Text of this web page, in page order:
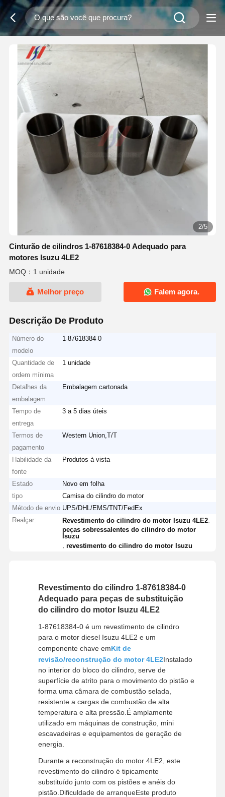
2/5
Cinturão de cilindros 1-87618384-0 Adequado para
motores Isuzu 4LE2
MOQ：1 unidade
Melhor preço Falem agora.
Descrição De Produto
Número do
modelo
1-87618384-0
Quantidade de
ordem mínima
1 unidade
Detalhes da
embalagem
Embalagem cartonada
Tempo de
entrega
3 a 5 dias úteis
Termos de
pagamento
Western Union,T/T
Habilidade da
fonte
Produtos à vista
Estado
Novo em folha
tipo
Camisa do cilindro do motor
Método de envio UPS/DHL/EMS/TNT/FedEx
Realçar:
Revestimento do cilindro do motor Isuzu 4LE2
peças sobressalentes do cilindro do motor
Isuzu
,revestimento do cilindro do motor Isuzu
Revestimento do cilindro 1-87618384-0
Adequado para peças de substituição
do cilindro do motor Isuzu 4LE2
1-87618384-0 é um revestimento de cilindro
para o motor diesel Isuzu 4LE2 e um
componente chave emKit de
revisão/reconstrução do motor 4LE2Instalado
no interior do bloco do cilindro, serve de
superfície de atrito para o movimento do pistão e
forma uma câmara de combustão selada,
resistente a cargas de combustão de alta
temperatura e alta pressão.É amplamente
utilizado em máquinas de construção, mini
escavadeiras e equipamentos de geração de
energia.
Durante a reconstrução do motor 4LE2, este
revestimento do cilindro é tipicamente
substituído junto com os pistões e anéis do
pistão.Dificuldade de arranqueEste produto